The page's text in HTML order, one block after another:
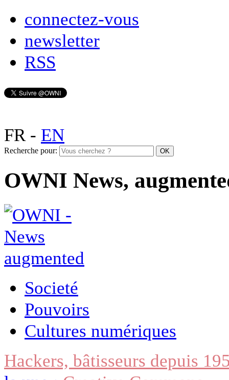
connectez-vous
newsletter
RSS
FR- EN
Recherche pour:
OWNI News,
Societé
Pouvoirs
Cultures numériques
Hackers, bâtisseurs depuis